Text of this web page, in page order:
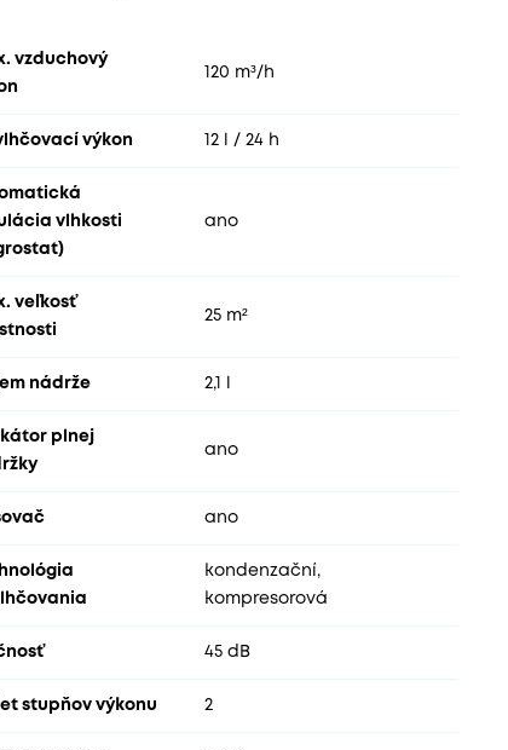
vzduchový
120 m³/h
výkon 12 l / 24 h
vlhkosti
ano
veľkosť
25 m²
nádrže 2,1 l
plnej
ano
ano
kondenzační,
kompresorová
45 dB
stupňov výkonu 2